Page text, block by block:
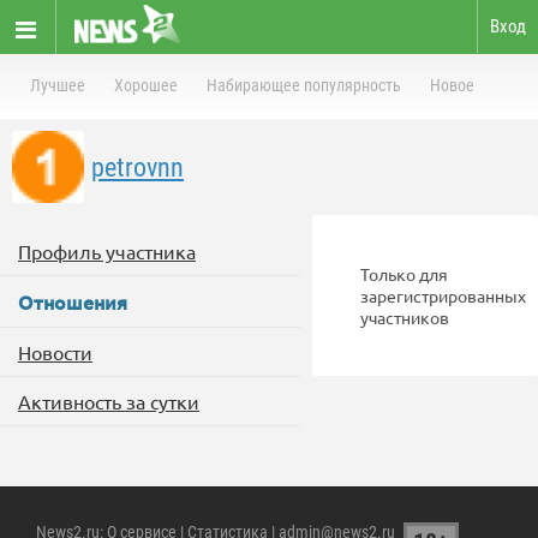
Вход
Лучшее Хорошее Набирающее популярность Новое
petrovnn
Профиль участника
Отношения
Новости
Активность за сутки
Только для
зарегистрированных
участников
News2.ru: О сервисе | Статистика | admin@news2.ru